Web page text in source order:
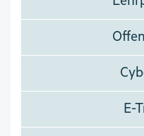
E-